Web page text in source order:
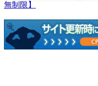
無制限】